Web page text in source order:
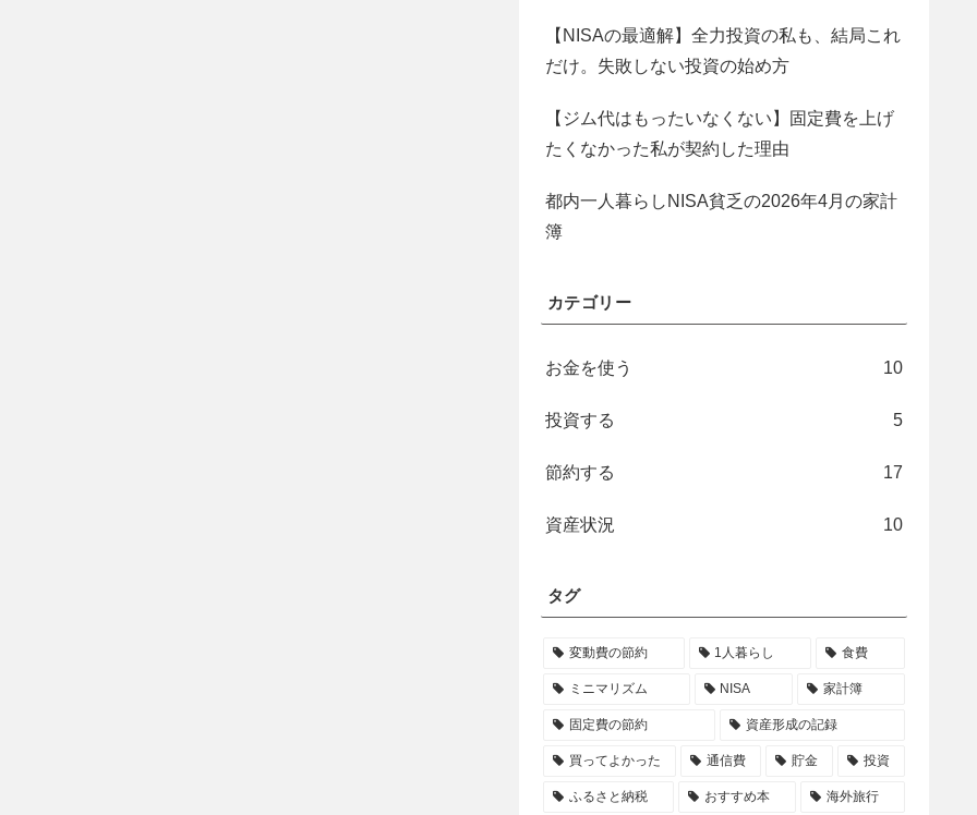
【NISAの最適解】全力投資の私も、結局これ
だけ。失敗しない投資の始め方
【ジム代はもったいなくない】固定費を上げ
たくなかった私が契約した理由
都内一人暮らしNISA貧乏の2026年4月の家計
簿
カテゴリー
お金を使う 10
投資する 5
節約する 17
資産状況 10
タグ
変動費の節約 1人暮らし 食費
ミニマリズム NISA 家計簿
固定費の節約 資産形成の記録
買ってよかった 通信費 貯金 投資
ふるさと納税 おすすめ本 海外旅行